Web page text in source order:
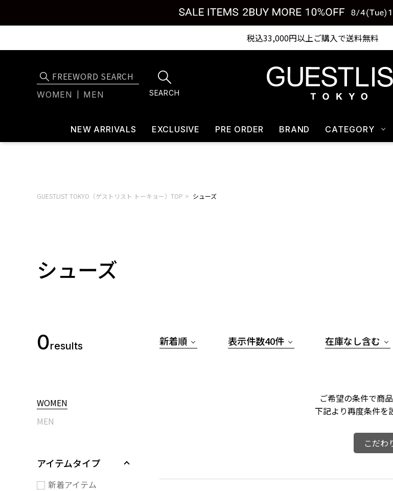
税込33,000円以上ご購入で送料無料
WOMEN MEN SEARCH
NEW ARRIVALS EXCLUSIVE PRE ORDER BRAND CATEGORY
GUESTLIST TOKYO（ゲストリスト トーキョー）TOP シューズ
シューズ
0results
WOMEN
MEN
アイテムタイプ
新着アイテム
新着順 表示件数40件 在庫なし含む
ご希望の条件で商
下記より再度条件を
こだわ